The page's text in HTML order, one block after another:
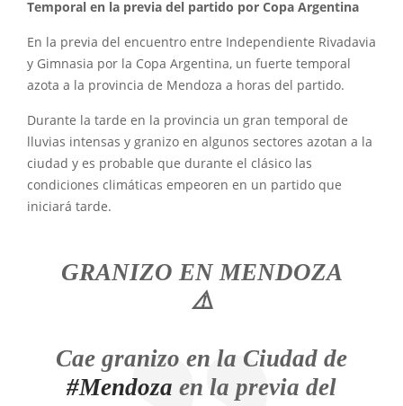
Temporal en la previa del partido por Copa Argentina
En la previa del encuentro entre Independiente Rivadavia
y Gimnasia por la Copa Argentina, un fuerte temporal
azota a la provincia de Mendoza a horas del partido.
Durante la tarde en la provincia un gran temporal de
lluvias intensas y granizo en algunos sectores azotan a la
ciudad y es probable que durante el clásico las
condiciones climáticas empeoren en un partido que
iniciará tarde.
GRANIZO EN MENDOZA
⚠️
Cae granizo en la Ciudad de
#Mendoza en la previa del